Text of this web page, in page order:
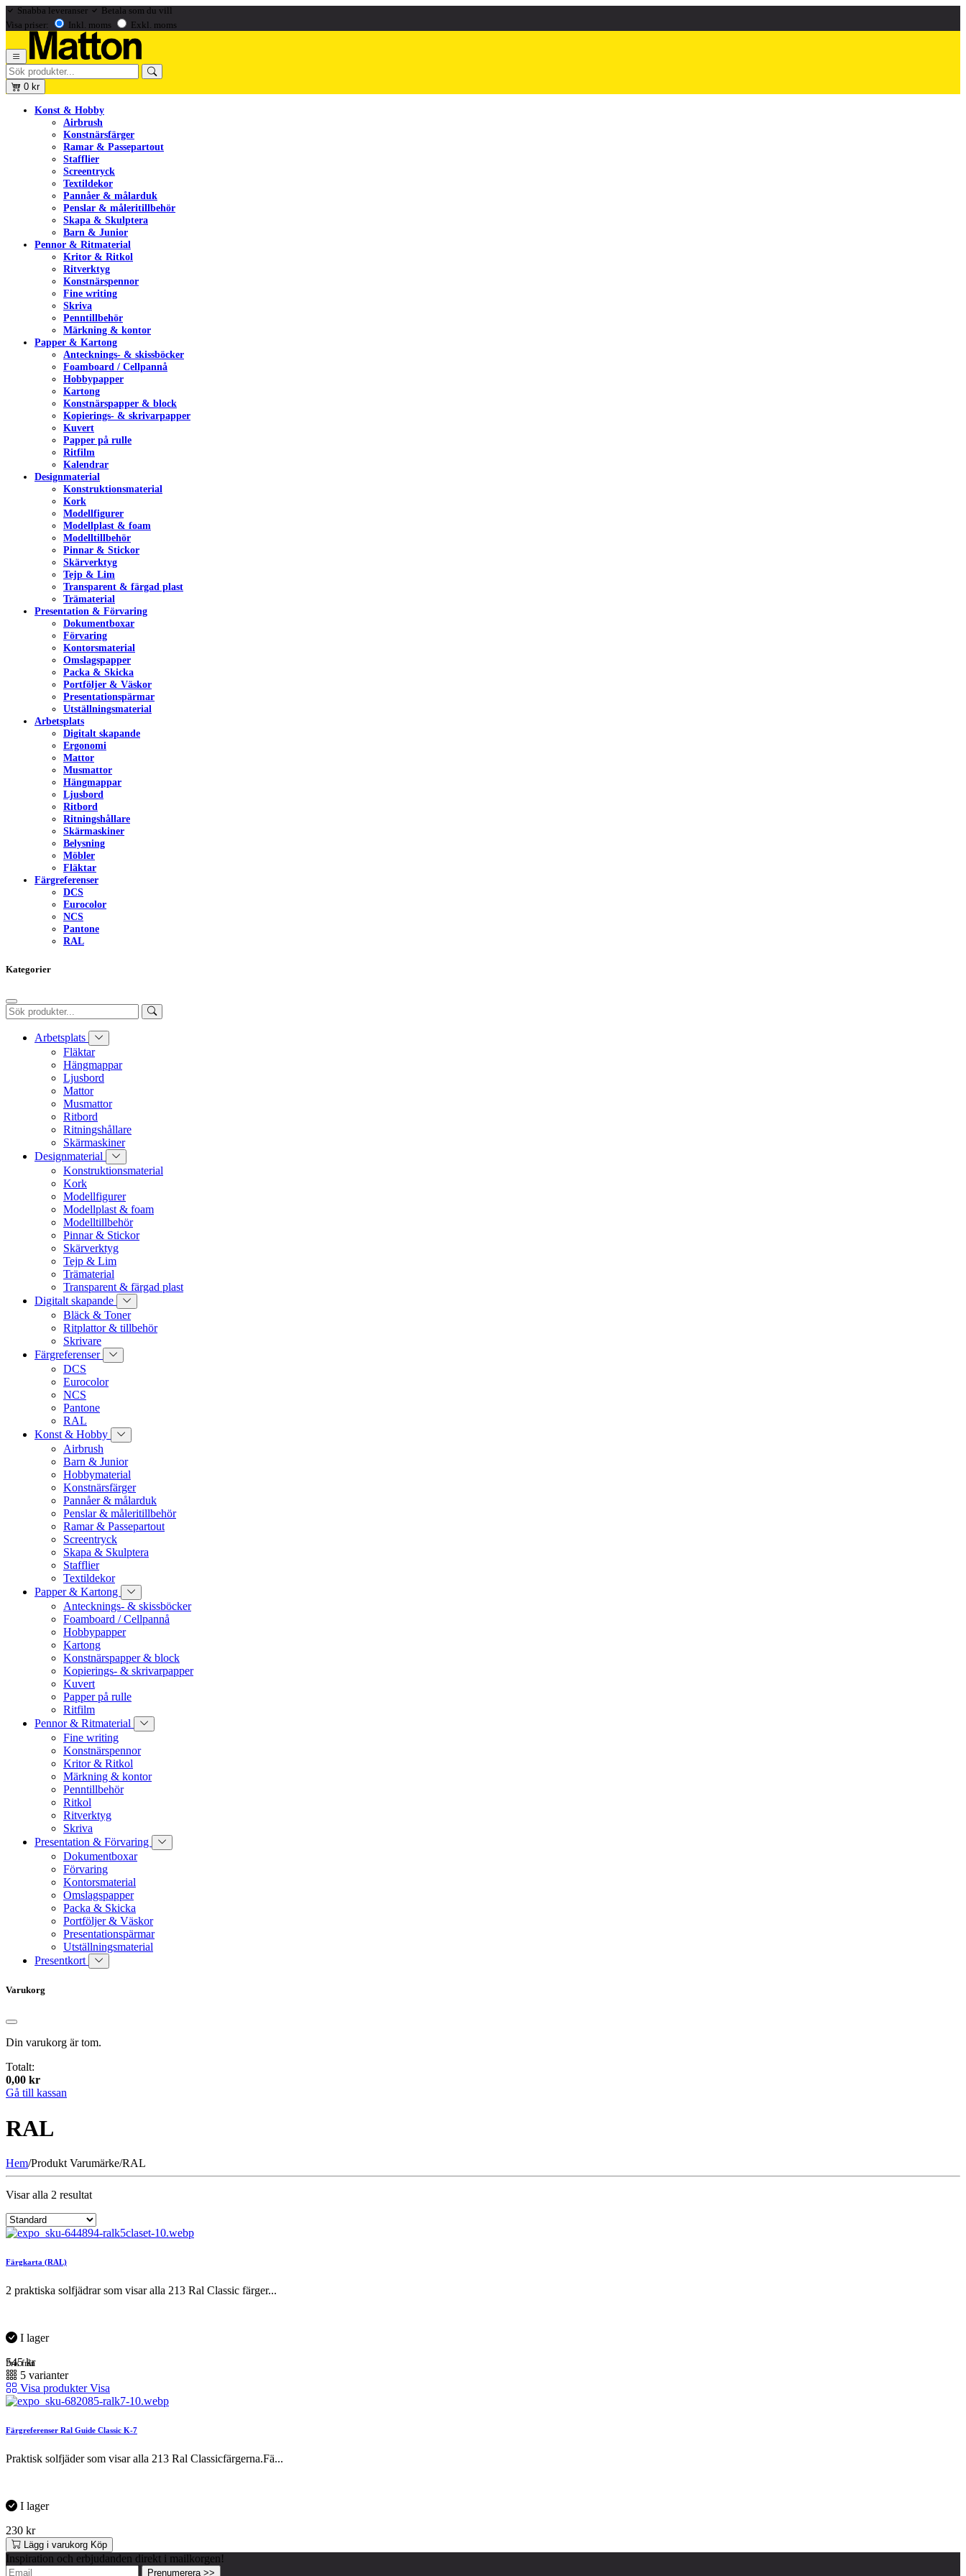
Snabba leveranser
Betala som du vill
Visa priser:
Inkl. moms Exkl. moms
0 kr
Konst & Hobby
Airbrush
Konstnärsfärger
Ramar & Passepartout
Stafflier
Screentryck
Textildekor
Pannåer & målarduk
Penslar & måleritillbehör
Skapa & Skulptera
Barn & Junior
Pennor & Ritmaterial
Kritor & Ritkol
Ritverktyg
Konstnärspennor
Fine writing
Skriva
Penntillbehör
Märkning & kontor
Papper & Kartong
Antecknings- & skissböcker
Foamboard / Cellpannå
Hobbypapper
Kartong
Konstnärspapper & block
Kopierings- & skrivarpapper
Kuvert
Papper på rulle
Ritfilm
Kalendrar
Designmaterial
Konstruktionsmaterial
Kork
Modellfigurer
Modellplast & foam
Modelltillbehör
Pinnar & Stickor
Skärverktyg
Tejp & Lim
Transparent & färgad plast
Trämaterial
Presentation & Förvaring
Dokumentboxar
Förvaring
Kontorsmaterial
Omslagspapper
Packa & Skicka
Portföljer & Väskor
Presentationspärmar
Utställningsmaterial
Arbetsplats
Digitalt skapande
Ergonomi
Mattor
Musmattor
Hängmappar
Ljusbord
Ritbord
Ritningshållare
Skärmaskiner
Belysning
Möbler
Fläktar
Färgreferenser
DCS
Eurocolor
NCS
Pantone
RAL
Kategorier
Arbetsplats
Fläktar
Hängmappar
Ljusbord
Mattor
Musmattor
Ritbord
Ritningshållare
Skärmaskiner
Designmaterial
Konstruktionsmaterial
Kork
Modellfigurer
Modellplast & foam
Modelltillbehör
Pinnar & Stickor
Skärverktyg
Tejp & Lim
Trämaterial
Transparent & färgad plast
Digitalt skapande
Bläck & Toner
Ritplattor & tillbehör
Skrivare
Färgreferenser
DCS
Eurocolor
NCS
Pantone
RAL
Konst & Hobby
Airbrush
Barn & Junior
Hobbymaterial
Konstnärsfärger
Pannåer & målarduk
Penslar & måleritillbehör
Ramar & Passepartout
Screentryck
Skapa & Skulptera
Stafflier
Textildekor
Papper & Kartong
Antecknings- & skissböcker
Foamboard / Cellpannå
Hobbypapper
Kartong
Konstnärspapper & block
Kopierings- & skrivarpapper
Kuvert
Papper på rulle
Ritfilm
Pennor & Ritmaterial
Fine writing
Konstnärspennor
Kritor & Ritkol
Märkning & kontor
Penntillbehör
Ritkol
Ritverktyg
Skriva
Presentation & Förvaring
Dokumentboxar
Förvaring
Kontorsmaterial
Omslagspapper
Packa & Skicka
Portföljer & Väskor
Presentationspärmar
Utställningsmaterial
Presentkort
Varukorg
Din varukorg är tom.
Totalt:
0,00 kr
Gå till kassan
RAL
Hem/Produkt Varumärke/RAL
Visar alla 2 resultat
Färgkarta (RAL)
2 praktiska solfjädrar som visar alla 213 Ral Classic färger...
I lager
Pris från
545kr
5 varianter
Visa produkter Visa
Färgreferenser Ral Guide Classic K-7
Praktisk solfjäder som visar alla 213 Ral Classicfärgerna.Fä...
I lager
230 kr
Lägg i varukorg Köp
Inspiration och erbjudanden direkt i mailkorgen!
Prenumerera >>